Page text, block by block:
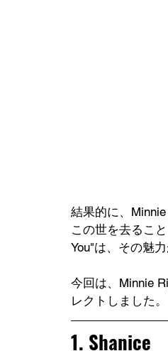
結果的に、
この世を去るこ
You"は、その魅
今回は、Minnie
レクトしました。
1. Shanice